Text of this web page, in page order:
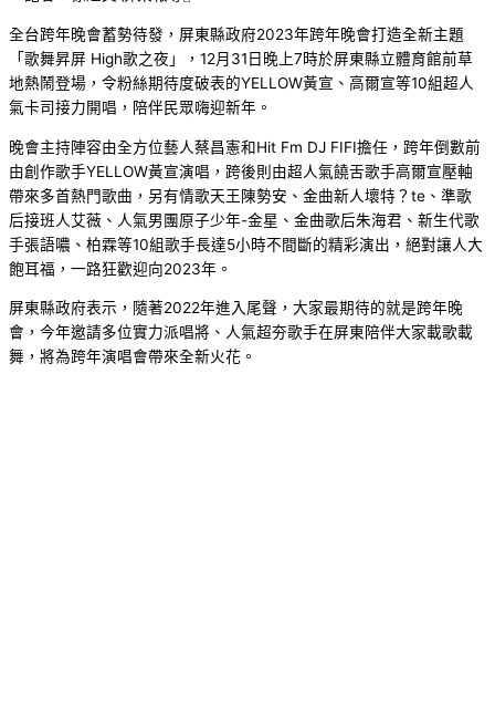
全台跨年晚會蓄勢待發，屏東縣政府2023年跨年晚會打造全新主題
「歌舞昇屏 High歌之夜」，12月31日晚上7時於屏東縣立體育館前草
地熱鬧登場，令粉絲期待度破表的YELLOW黃宣、高爾宣等10組超人
氣卡司接力開唱，陪伴民眾嗨迎新年。
晚會主持陣容由全方位藝人蔡昌憲和Hit Fm DJ FIFI擔任，跨年倒數前
由創作歌手YELLOW黃宣演唱，跨後則由超人氣饒舌歌手高爾宣壓軸
帶來多首熱門歌曲，另有情歌天王陳勢安、金曲新人壞特？te、準歌
后接班人艾薇、人氣男團原子少年-金星、金曲歌后朱海君、新生代歌
手張語噥、柏霖等10組歌手長達5小時不間斷的精彩演出，絕對讓人大
飽耳福，一路狂歡迎向2023年。
屏東縣政府表示，隨著2022年進入尾聲，大家最期待的就是跨年晚
會，今年邀請多位實力派唱將、人氣超夯歌手在屏東陪伴大家載歌載
舞，將為跨年演唱會帶來全新火花。